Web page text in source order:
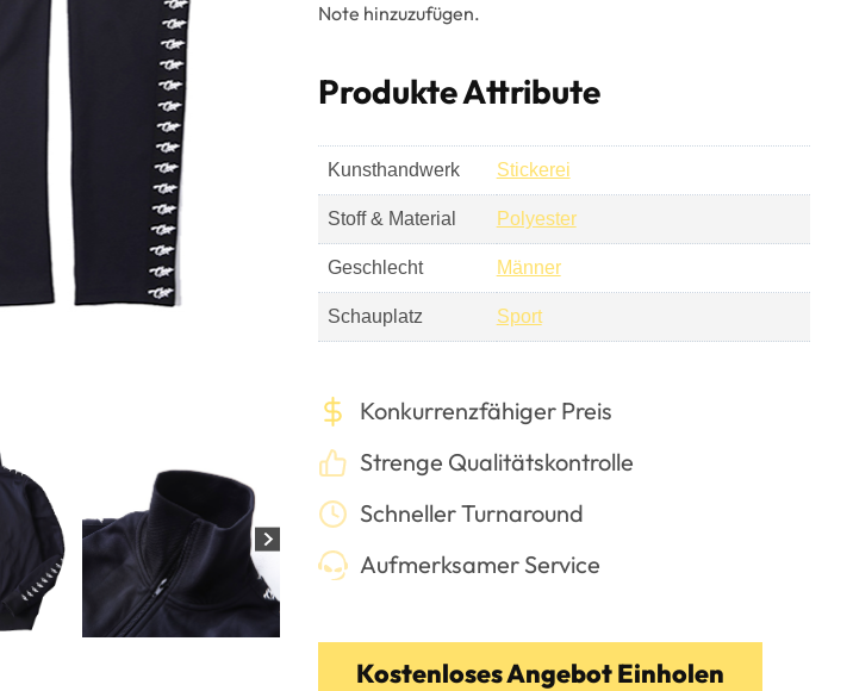
Note hinzuzufügen.
Produkte Attribute
Kunsthandwerk Stickerei
Stoff & Material Polyester
Geschlecht Männer
Schauplatz Sport
Konkurrenzfähiger Preis
Strenge Qualitätskontrolle
Schneller Turnaround
Aufmerksamer Service
Kostenloses Angebot Einholen